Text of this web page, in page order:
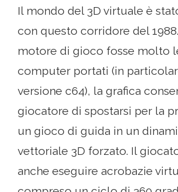
Il mondo del 3D virtuale è
con questo corridore del
motore di gioco fosse molto
computer portati (in
versione c64), la grafica
giocatore di spostarsi per la
un gioco di guida in un
vettoriale 3D forzato. Il
anche eseguire acrobazie